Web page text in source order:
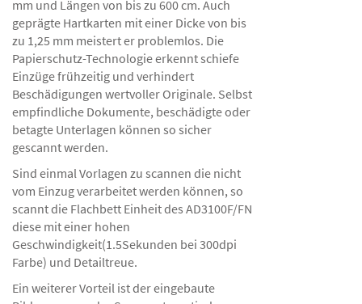
mm und Längen von bis zu 600 cm. Auch
geprägte Hartkarten mit einer Dicke von bis
zu 1,25 mm meistert er problemlos. Die
Papierschutz-Technologie erkennt schiefe
Einzüge frühzeitig und verhindert
Beschädigungen wertvoller Originale. Selbst
empfindliche Dokumente, beschädigte oder
betagte Unterlagen können so sicher
gescannt werden.
Sind einmal Vorlagen zu scannen die nicht
vom Einzug verarbeitet werden können, so
scannt die Flachbett Einheit des AD3100F/FN
diese mit einer hohen
Geschwindigkeit(1.5Sekunden bei 300dpi
Farbe) und Detailtreue.
Ein weiterer Vorteil ist der eingebaute